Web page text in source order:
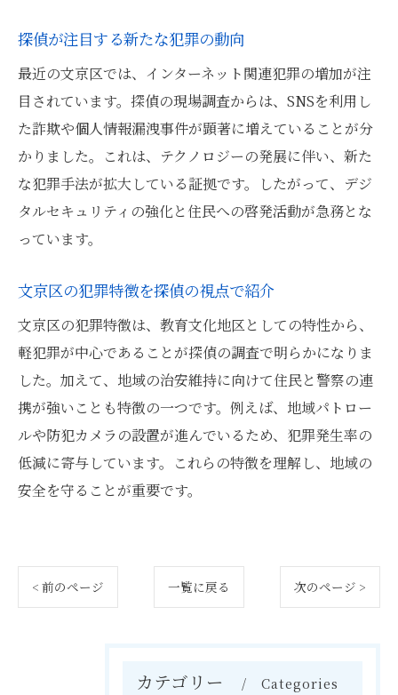
探偵が注目する新たな犯罪の動向
最近の文京区では、インターネット関連犯罪の増加が注
目されています。探偵の現場調査からは、SNSを利用し
た詐欺や個人情報漏洩事件が顕著に増えていることが分
かりました。これは、テクノロジーの発展に伴い、新た
な犯罪手法が拡大している証拠です。したがって、デジ
タルセキュリティの強化と住民への啓発活動が急務とな
っています。
文京区の犯罪特徴を探偵の視点で紹介
文京区の犯罪特徴は、教育文化地区としての特性から、
軽犯罪が中心であることが探偵の調査で明らかになりま
した。加えて、地域の治安維持に向けて住民と警察の連
携が強いことも特徴の一つです。例えば、地域パトロー
ルや防犯カメラの設置が進んでいるため、犯罪発生率の
低減に寄与しています。これらの特徴を理解し、地域の
安全を守ることが重要です。
< 前のページ 一覧に戻る 次のページ >
カテゴリー Categories